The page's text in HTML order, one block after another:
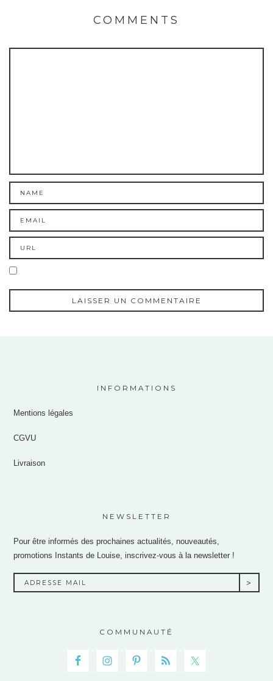
COMMENTS
INFORMATIONS
Mentions légales
CGVU
Livraison
NEWSLETTER
Pour être informés des prochaines actualités, nouveautés,
promotions Instants de Louise, inscrivez-vous à la newsletter !
COMMUNAUTÉ